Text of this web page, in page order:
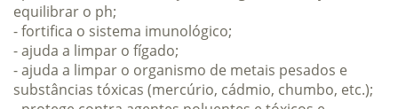
equilibrar o ph;
- fortifica o sistema imunológico;
- ajuda a limpar o fígado;
- ajuda a limpar o organismo de metais pesados e
substâncias tóxicas (mercúrio, cádmio, chumbo, etc.);